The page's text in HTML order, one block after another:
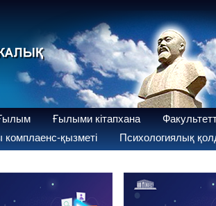
Ғылыми кітапхана
қызметі
Психологиялық